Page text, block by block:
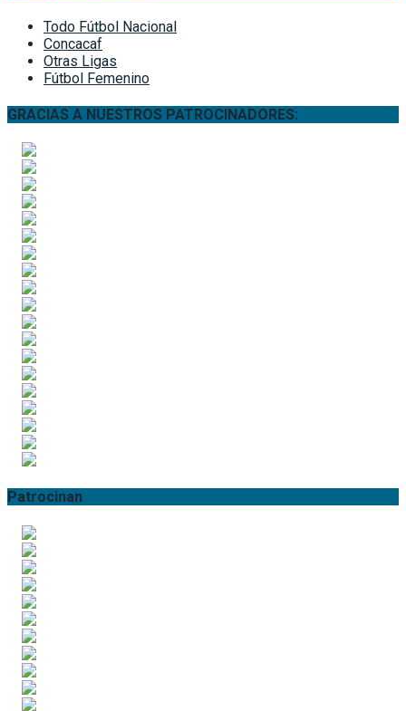
Todo Fútbol Nacional
Concacaf
Otras Ligas
Fútbol Femenino
GRACIAS A NUESTROS PATROCINADORES:
Patrocinan